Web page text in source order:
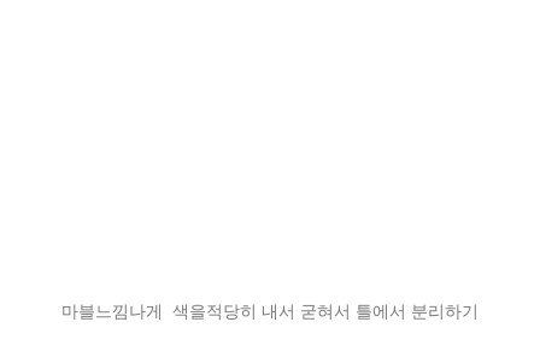
마블느낌나게 색을적당히 내서 굳혀서 틀에서 분리하기